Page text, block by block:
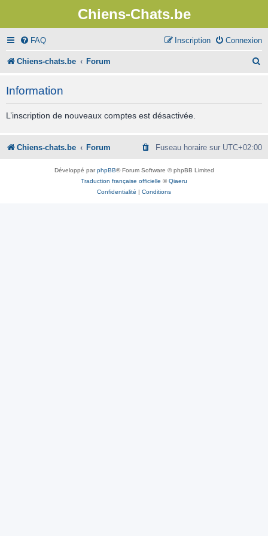
Chiens-Chats.be
FAQ Connexion
Inscription
Chiens-chats.be Forum
r
Information
L’inscription de nouveaux comptes est désactivée.
Chiens-chats.be Forum Fuseau horaire sur UTC+02:00
Développé parphpBB® Forum Software © phpBB Limited
Traduction française officielle ©Qiaeru
Confidentialité | Conditions